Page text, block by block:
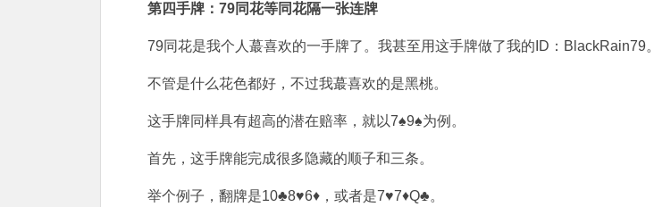
第四手牌：79同花等同花隔一张连牌
79同花是我个人蕞喜欢的一手牌了。我甚至用这手牌做了我的ID：BlackRain79。
不管是什么花色都好，不过我蕞喜欢的是黑桃。
这手牌同样具有超高的潜在赔率，就以7♠9♠为例。
首先，这手牌能完成很多隐藏的顺子和三条。
举个例子，翻牌是10♣8♥6♦，或者是7♥7♦Q♣。